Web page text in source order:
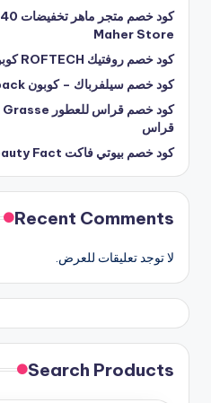
Maher Store
كود خصم روفتيك ROFTECH كوبون خصم روفتيك
كود خصم سيلفرباك – كوبون Silverback
قراس
كود خصم بيوتي فاكت Beauty Fact حتى 30%
Recent Comments
لا توجد تعليقات للعرض.
Search Products